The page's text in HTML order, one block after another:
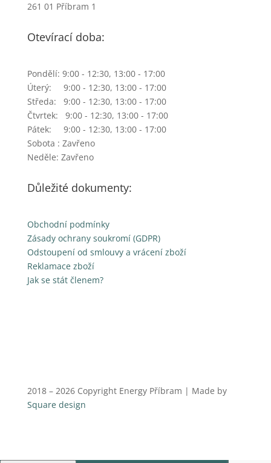
261 01 Příbram 1
Otevírací doba:
Pondělí: 9:00 - 12:30, 13:00 - 17:00
Úterý: 9:00 - 12:30, 13:00 - 17:00
Středa: 9:00 - 12:30, 13:00 - 17:00
Čtvrtek: 9:00 - 12:30, 13:00 - 17:00
Pátek: 9:00 - 12:30, 13:00 - 17:00
Sobota : Zavřeno
Neděle: Zavřeno
Důležité dokumenty:
Obchodní podmínky
Zásady ochrany soukromí (GDPR)
Odstoupení od smlouvy a vrácení zboží
Reklamace zboží
Jak se stát členem?
2018 – 2026 Copyright Energy Příbram | Made by
Square design